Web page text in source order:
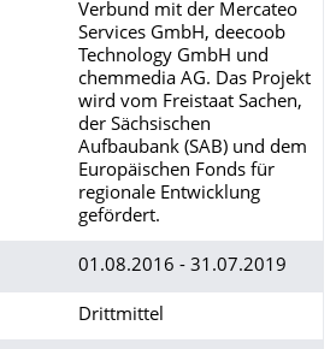
Verbund mit der Mercateo
Services GmbH, deecoob
Technology GmbH und
chemmedia AG. Das Projekt
wird vom Freistaat Sachen,
der Sächsischen
Aufbaubank (SAB) und dem
Europäischen Fonds für
regionale Entwicklung
gefördert.
01.08.2016 - 31.07.2019
Drittmittel